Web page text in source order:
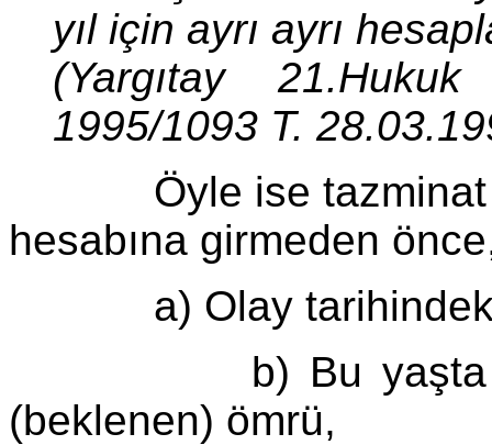
yıl için ayrı ayrı
(Yargıtay
1995/1093 T.
Öyle ise tazminat
hesabına girmeden
a) Olay tarihindeki
b) Bu yaşta
(beklenen) ömrü,